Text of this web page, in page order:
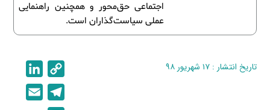
اجتماعی حق‌محور و همچنین راهنمایی
عملی سیاست‌گذاران است.
تاریخ انتشار : ۱۷ شهریور ۹۸
o
p
i
n